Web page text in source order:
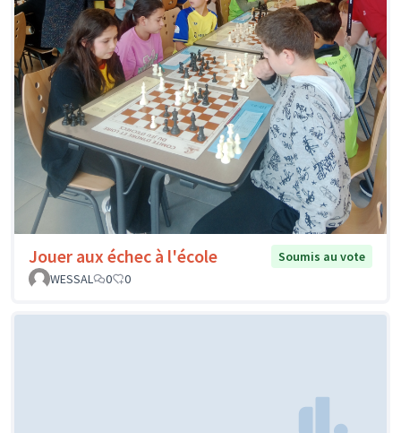
Jouer aux échec à l'école
Soumis au vote
WESSAL
0 0